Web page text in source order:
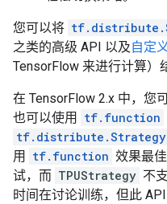
您可以将
之类的高级 API 以及自定
TensorFlow 来进行计算）
在 TensorFlow 2.x 中，您
也可以使用
tf.function
tf.distribute.Strategy
用
tf.function 效果最
试，而 TPUStrategy 不
时间在讨论训练，但此